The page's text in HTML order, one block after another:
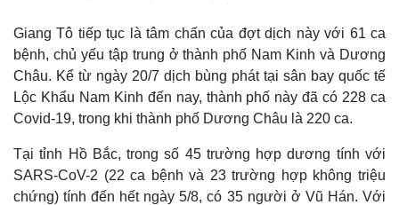
Giang Tô tiếp tục là tâm chấn của đợt dịch này với 61 ca
bệnh, chủ yếu tập trung ở thành phố Nam Kinh và Dương
Châu. Kể từ ngày 20/7 dịch bùng phát tại sân bay quốc tế
Lộc Khẩu Nam Kinh đến nay, thành phố này đã có 228 ca
Covid-19, trong khi thành phố Dương Châu là 220 ca.
Tại tỉnh Hồ Bắc, trong số 45 trường hợp dương tính với
SARS-CoV-2 (22 ca bệnh và 23 trường hợp không triệu
chứng) tính đến hết ngày 5/8, có 35 người ở Vũ Hán. Với